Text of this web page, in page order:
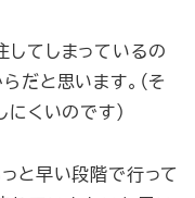
してしまっているの
だと思います。（そ
にくいのです）
と早い段階で行って